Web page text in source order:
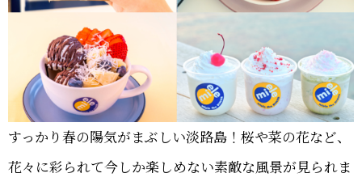
すっかり春の陽気がまぶしい淡路島！桜や菜の花など、
花々に彩られて今しか楽しめない素敵な風景が見られま